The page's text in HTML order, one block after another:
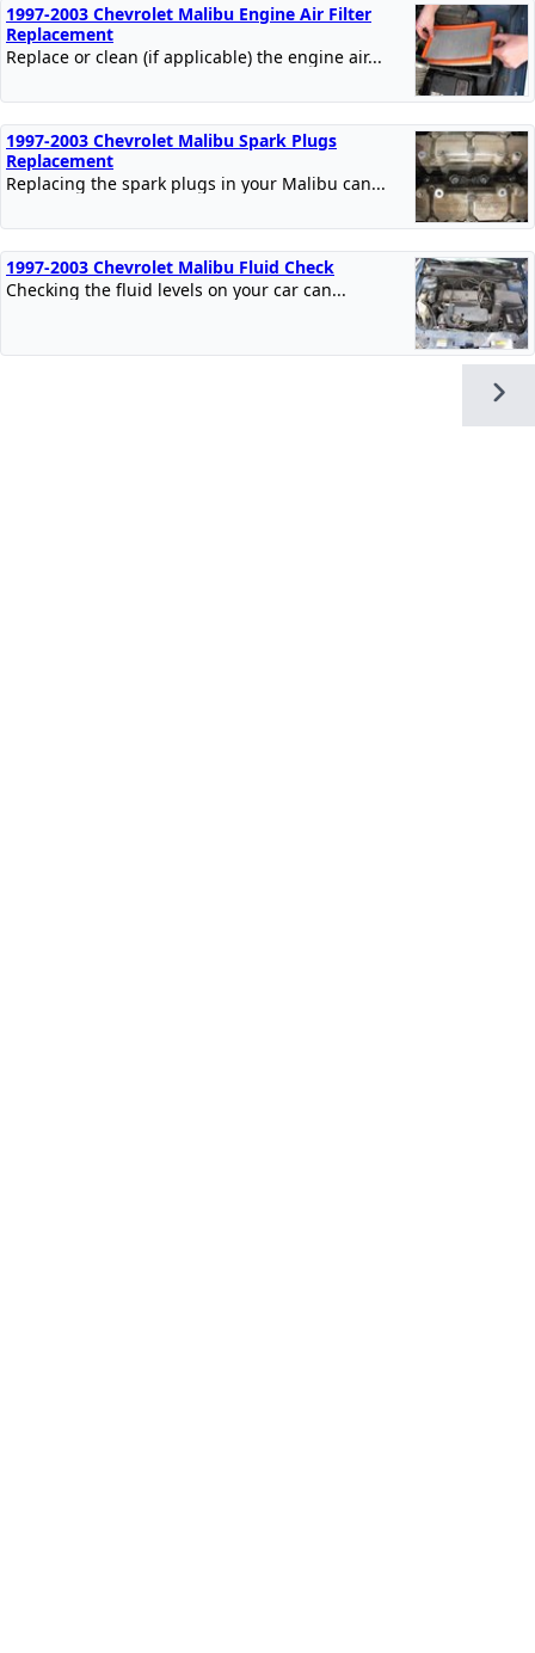
1997-2003 Chevrolet Malibu Engine Air Filter
Replacement
Replace or clean (if applicable) the engine air...
1997-2003 Chevrolet Malibu Spark Plugs
Replacement
Replacing the spark plugs in your Malibu can...
1997-2003 Chevrolet Malibu Fluid Check
Checking the fluid levels on your car can...